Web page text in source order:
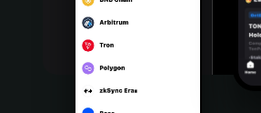
Bahasa Indonesia